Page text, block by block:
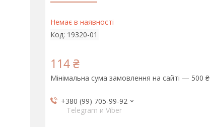
Немає в наявності
Код: 19320-01
114 ₴
Мінімальна сума замовлення на сайті — 500 ₴
+380 (99) 705-99-92
Telegram и Viber